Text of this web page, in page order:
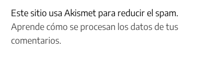
Este sitio usa Akismet para reducir el spam.
Aprende cómo se procesan los datos de tus
comentarios.